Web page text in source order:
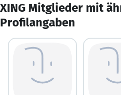
XING Mitglieder mit
Profilangaben